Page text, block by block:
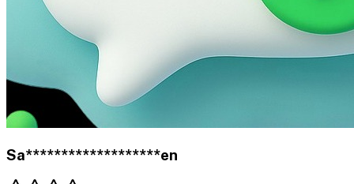
Sa*******************en